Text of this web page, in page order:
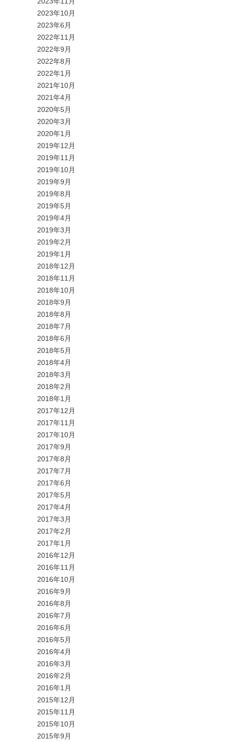
2023年10月
2023年6月
2022年11月
2022年9月
2022年8月
2022年1月
2021年10月
2021年4月
2020年5月
2020年3月
2020年1月
2019年12月
2019年11月
2019年10月
2019年9月
2019年8月
2019年5月
2019年4月
2019年3月
2019年2月
2019年1月
2018年12月
2018年11月
2018年10月
2018年9月
2018年8月
2018年7月
2018年6月
2018年5月
2018年4月
2018年3月
2018年2月
2018年1月
2017年12月
2017年11月
2017年10月
2017年9月
2017年8月
2017年7月
2017年6月
2017年5月
2017年4月
2017年3月
2017年2月
2017年1月
2016年12月
2016年11月
2016年10月
2016年9月
2016年8月
2016年7月
2016年6月
2016年5月
2016年4月
2016年3月
2016年2月
2016年1月
2015年12月
2015年11月
2015年10月
2015年9月